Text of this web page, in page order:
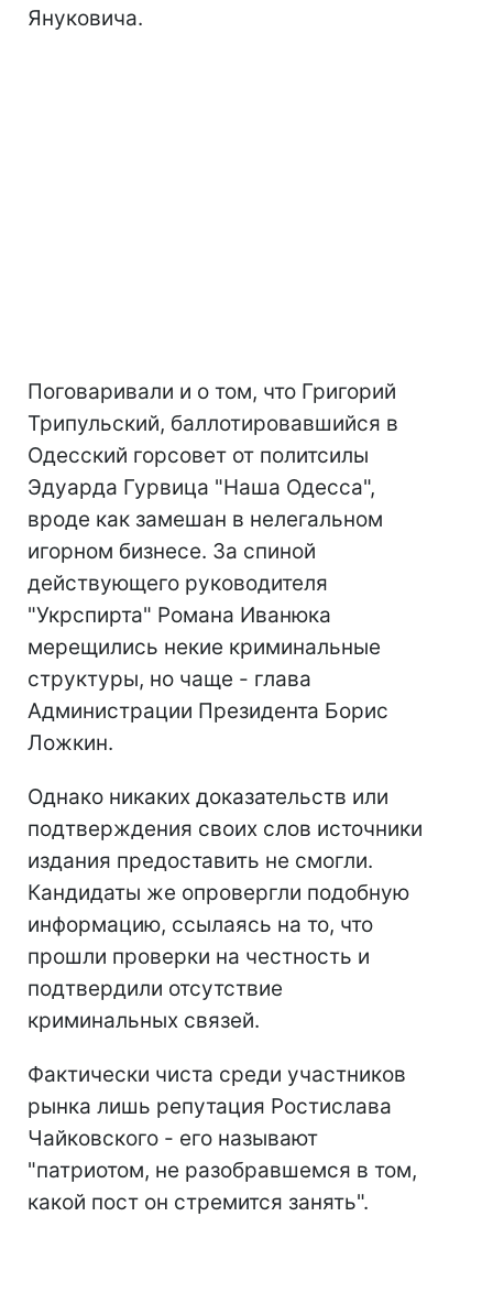
Януковича.
Поговаривали и о том, что Григорий
Трипульский, баллотировавшийся в
Одесский горсовет от политсилы
Эдуарда Гурвица "Наша Одесса",
вроде как замешан в нелегальном
игорном бизнесе. За спиной
действующего руководителя
"Укрспирта" Романа Иванюка
мерещились некие криминальные
структуры, но чаще - глава
Администрации Президента Борис
Ложкин.
Однако никаких доказательств или
подтверждения своих слов источники
издания предоставить не смогли.
Кандидаты же опровергли подобную
информацию, ссылаясь на то, что
прошли проверки на честность и
подтвердили отсутствие
криминальных связей.
Фактически чиста среди участников
рынка лишь репутация Ростислава
Чайковского - его называют
"патриотом, не разобравшемся в том,
какой пост он стремится занять".